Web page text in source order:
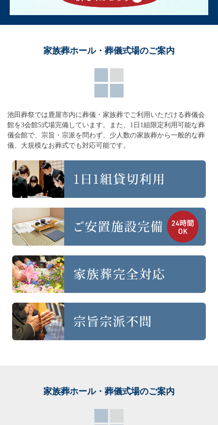
家族葬ホール・葬儀式場のご案内
池田葬祭では鹿屋市内に葬儀・家族葬でご利用いただける葬儀会
館を3会館5式場完備しています。
また、1日1組限定利用可能な葬
儀会館で、宗旨・宗派を問わず、 少人数の家族葬から一般的な葬
儀、大規模なお葬式でも対応可能です。
家族葬ホール・葬儀式場のご案内